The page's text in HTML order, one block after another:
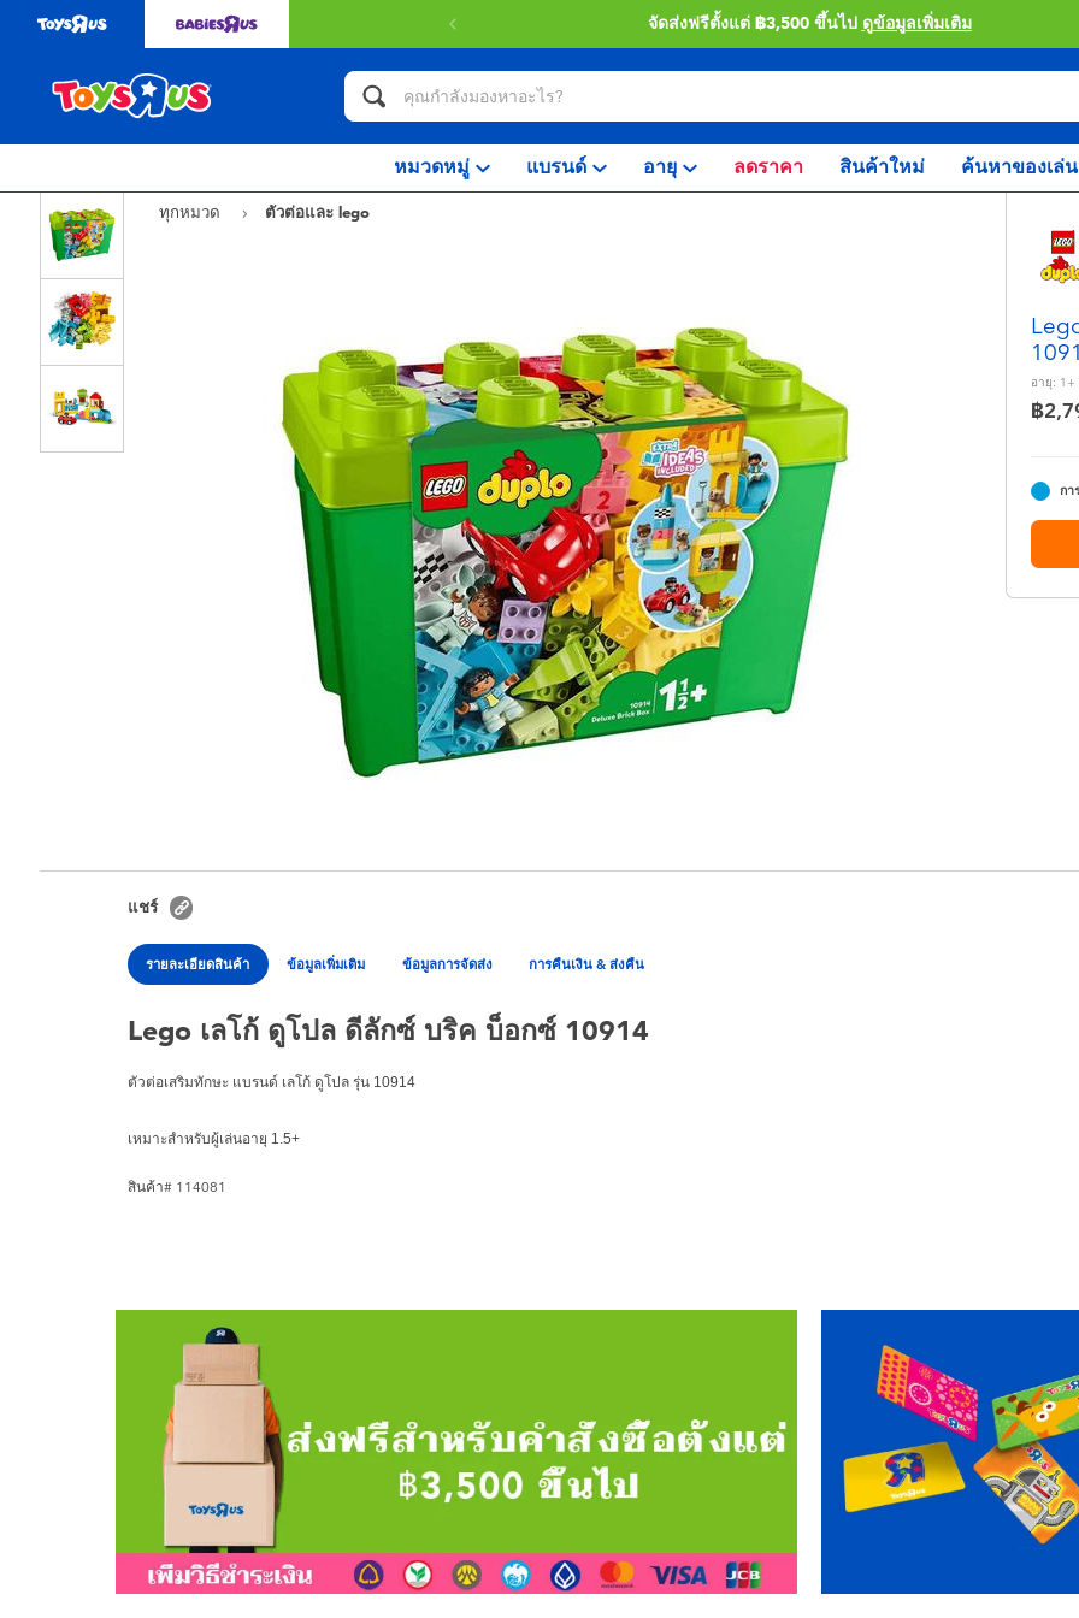
จัดส่งฟรีตั้งแต่ ฿3,500 ขึ้นไป ดูข้อมูลเพิ่มเติม
หมวดหมู่ แบรนด์ อายุ ลดราคา สินค้าใหม่ ค้นหาของเล่น
ทุกหมวด ตัวต่อและ lego
อายุ: 1+
฿
กา
แชร์
รายละเอียดสินค้า ข้อมูลเพิ่มเติม ข้อมูลการจัดส่ง การคืนเงิน & ส่งคืน
Lego เลโก้ ดูโปล ดีลักซ์ บริค บ็อกซ์ 10914
ตัวต่อเสริมทักษะ แบรนด์ เลโก้ ดูโปล รุ่น 10914
เหมาะสำหรับผู้เล่นอายุ 1.5+
สินค้า# 114081